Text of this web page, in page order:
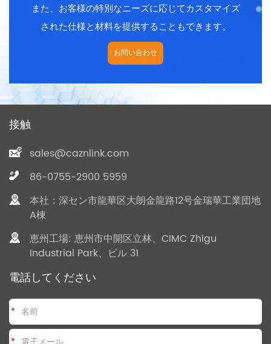
また、お客様の特別なニーズに応じてカスタマイズ
された仕様と材料を提供することもできます。
お問い合わせ
接触
sales@caznlink.com
86-0755-2900 5959
本社：深セン市龍華区大朗金龍路12号金瑞華工業団地
A棟
恵州工場: 恵州市中開区立林、CIMC Zhigu
Industrial Park、ビル 31
電話してください
*